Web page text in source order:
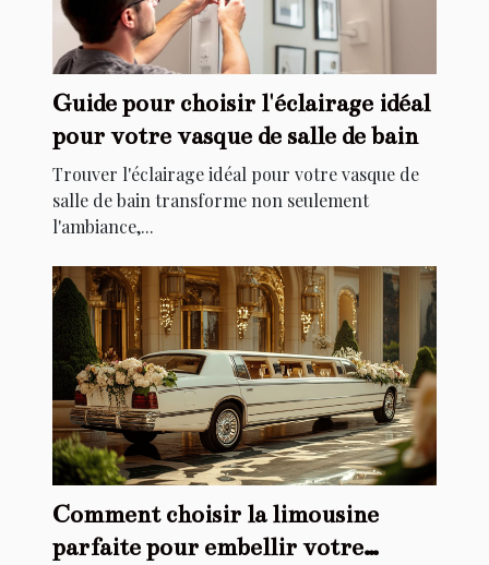
Guide pour choisir l'éclairage idéal
pour votre vasque de salle de bain
Trouver l'éclairage idéal pour votre vasque de
salle de bain transforme non seulement
l'ambiance,...
Comment choisir la limousine
parfaite pour embellir votre